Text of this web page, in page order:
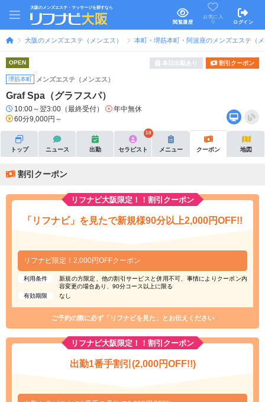
大阪のメンズエステ・マッサージを探すなら
閲覧履歴
お気に入
り
ログイン
大阪のメンズエステ（メンエス） 本町・堺筋本町・阿波座のメンズエステ（
OPEN 本日出勤あり 割引クーポン
堺筋本町 メンズエステ（メンエス）
Graf Spa（グラフスパ）
10:00～翌3:00（最終受付）
年中無休
60分9,000円～
トップ ニュース 出勤 セラピスト
10
メニュー クーポン 地図
割引クーポン
リフナビ大阪限定！！割引クーポン
「リフナビ」を見たで新規様90分以上2,000円OFF!!
リフナビ限定！2,000円OFFクーポン
利用条件
新規の方限定、他の割引サービスと併用不可、事情によりクーポン内
容変更の場合あり、90分コース以上に限る
有効期限
なし
ご予約の際に必ず「リフナビを見た」とお伝えください
リフナビ大阪限定！！割引クーポン
出勤1番手割引(2,000円OFF!!)